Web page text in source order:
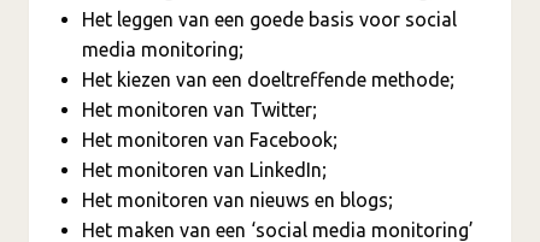
Het leggen van een goede basis voor social
media monitoring;
Het kiezen van een doeltreffende methode;
Het monitoren van Twitter;
Het monitoren van Facebook;
Het monitoren van LinkedIn;
Het monitoren van nieuws en blogs;
Het maken van een ‘social media monitoring’